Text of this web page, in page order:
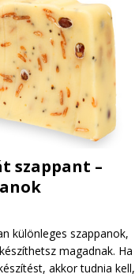
szappant –
különleges szappanok,
magadnak. Ha
akkor tudnia kell,